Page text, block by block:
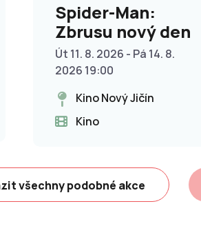
Spider-Man:
Zbrusu nový den
Út 11. 8. 2026 - Pá 14. 8.
2026 19:00
Kino Nový Jičín
Kino
všechny podobné akce